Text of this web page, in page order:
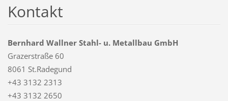
Kontakt
Bernhard Wallner Stahl- u. Metallbau GmbH
Grazerstraße 60
8061 St.Radegund
+43 3132 2313
+43 3132 2650